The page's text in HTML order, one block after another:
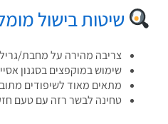
שיטות בישול מומלצות
צריבה מהירה על מחבת/גריל
שימוש במוקפצים בסגנון אסייתי
מתאים מאוד לשיפודים מתובלים
טחינה לבשר רזה עם טעם חזק